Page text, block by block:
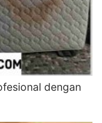
dengan